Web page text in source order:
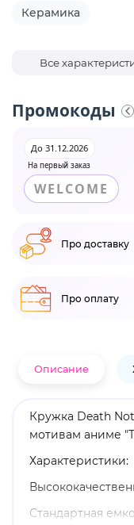
Керамика
Все
Промокоды
На первый заказ
До 31.12.2026
WELCOME
Про доставку
Про оплату
Описание
Кружка Death
мотивам аниме
Характеристики:
Стандартная